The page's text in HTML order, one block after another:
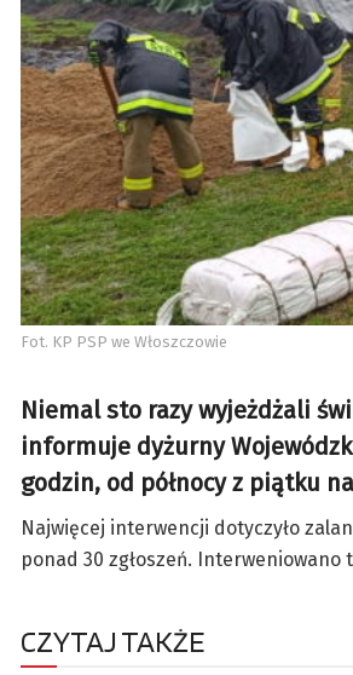
Fot. KP PSP we Włoszczowie
Niemal sto razy wyjeżdżali
informuje dyżurny
godzin, od północy z piątku
Najwięcej interwencji dotyczyło
ponad 30 zgłoszeń.
CZYTAJ TAKŻE